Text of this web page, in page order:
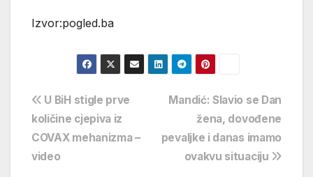
Izvor:pogled.ba
Navigacija
objava
Mandić: Slavio se Dan
žena, dovođene
pevaljke i danas imamo
ovakvu situaciju
U BiH stigle prve
količine cjepiva iz
COVAX mehanizma –
video